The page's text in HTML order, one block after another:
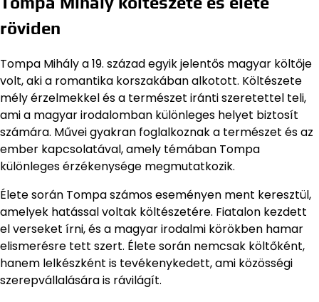
röviden
Tompa Mihály a 19. század egyik jelentős magyar költője
volt, aki a romantika korszakában alkotott. Költészete
mély érzelmekkel és a természet iránti szeretettel teli,
ami a magyar irodalomban különleges helyet biztosít
számára. Művei gyakran foglalkoznak a természet és az
ember kapcsolatával, amely témában Tompa
különleges érzékenysége megmutatkozik.
Élete során Tompa számos eseményen ment keresztül,
amelyek hatással voltak költészetére. Fiatalon kezdett
el verseket írni, és a magyar irodalmi körökben hamar
elismerésre tett szert. Élete során nemcsak költőként,
hanem lelkészként is tevékenykedett, ami közösségi
szerepvállalására is rávilágít.